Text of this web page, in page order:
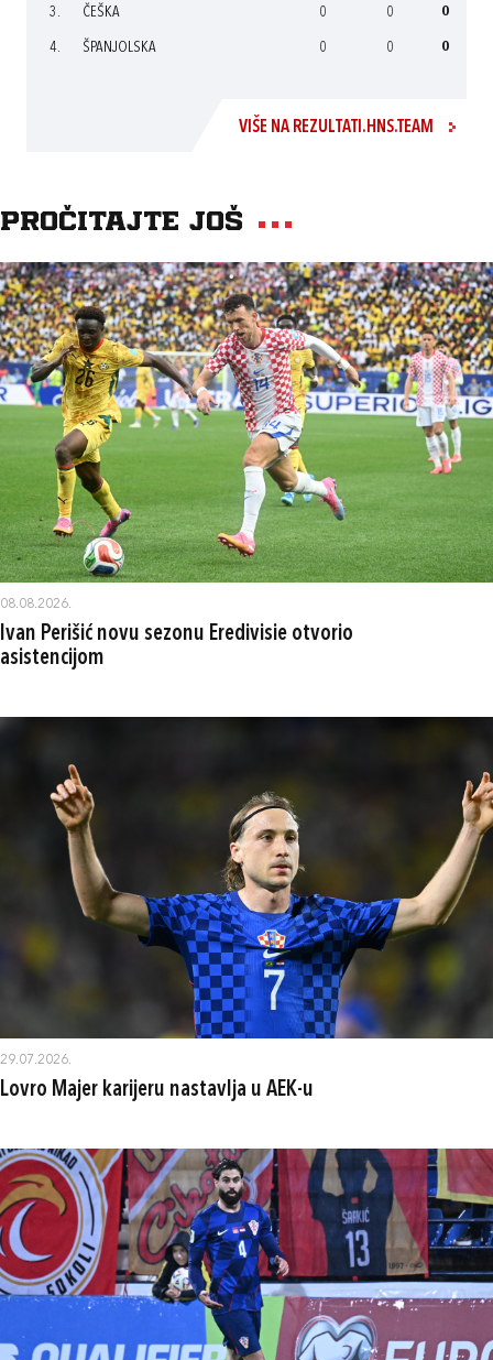
3. ČEŠKA 0 0 0
4. ŠPANJOLSKA 0 0 0
VIŠE NA REZULTATI.HNS.TEAM
Pročitajte još
08.08.2026.
Ivan Perišić novu sezonu Eredivisie otvorio
asistencijom
29.07.2026.
Lovro Majer karijeru nastavlja u AEK-u